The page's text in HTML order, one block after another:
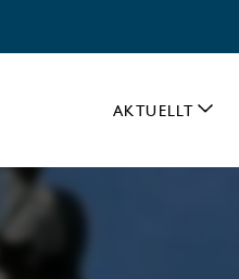
AKTUELLT